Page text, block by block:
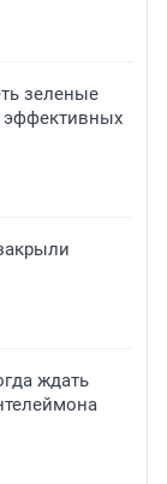
зеленые
ждать